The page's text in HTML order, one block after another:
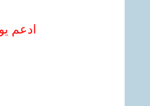
ادعم